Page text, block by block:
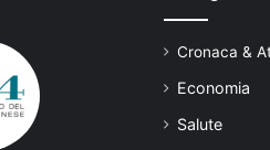
Cronaca &
Economia
Salute